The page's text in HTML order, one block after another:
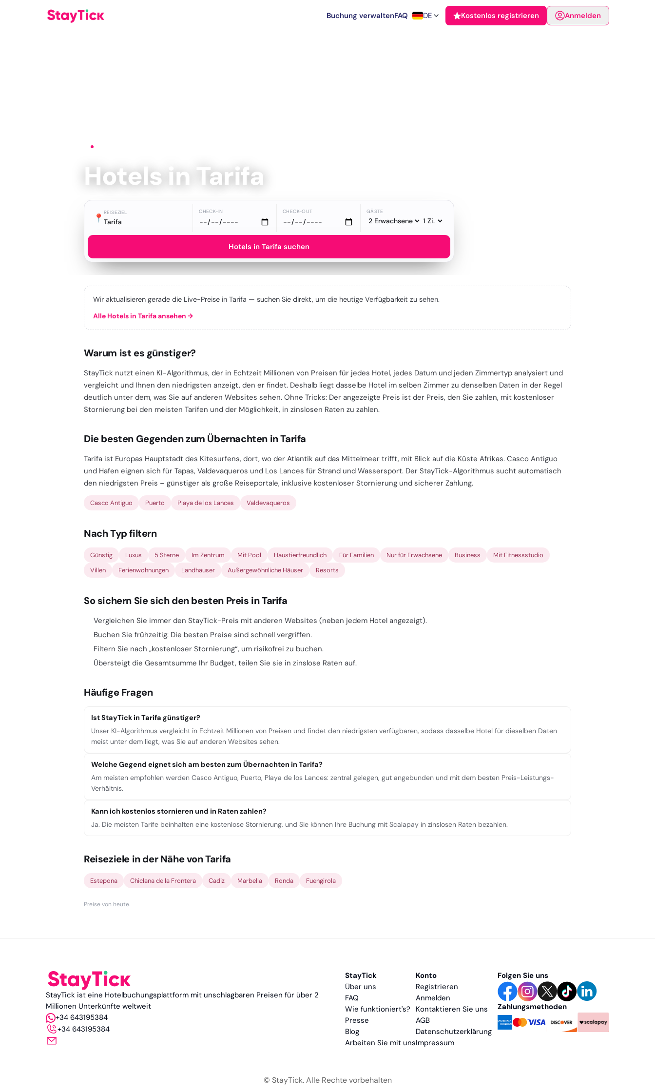
Buchung verwaltenFAQ DE Kostenlos registrieren Anmelden
Hotels in Tarifa
📍 REISEZIEL
Tarifa
CHECK-IN CHECK-OUT GÄSTE
Hotels in Tarifa suchen
Wir aktualisieren gerade die Live-Preise in Tarifa — suchen Sie direkt, um die heutige Verfügbarkeit zu sehen.
Alle Hotels in Tarifa ansehen →
Warum ist es günstiger?
StayTick nutzt einen KI-Algorithmus, der in Echtzeit Millionen von Preisen für jedes Hotel, jedes Datum und jeden Zimmertyp analysiert und
vergleicht und Ihnen den niedrigsten anzeigt, den er findet. Deshalb liegt dasselbe Hotel im selben Zimmer zu denselben Daten in der Regel
deutlich unter dem, was Sie auf anderen Websites sehen. Ohne Tricks: Der angezeigte Preis ist der Preis, den Sie zahlen, mit kostenloser
Stornierung bei den meisten Tarifen und der Möglichkeit, in zinslosen Raten zu zahlen.
Die besten Gegenden zum Übernachten in Tarifa
Tarifa ist Europas Hauptstadt des Kitesurfens, dort, wo der Atlantik auf das Mittelmeer trifft, mit Blick auf die Küste Afrikas. Casco Antiguo
und Hafen eignen sich für Tapas, Valdevaqueros und Los Lances für Strand und Wassersport. Der StayTick-Algorithmus sucht automatisch
den niedrigsten Preis – günstiger als große Reiseportale, inklusive kostenloser Stornierung und sicherer Zahlung.
Casco Antiguo Puerto Playa de los Lances Valdevaqueros
Nach Typ filtern
Günstig Luxus 5 Sterne Im Zentrum Mit Pool Haustierfreundlich Für Familien Nur für Erwachsene Business
Mit Fitnessstudio
Villen
Ferienwohnungen Landhäuser Außergewöhnliche Häuser Resorts
So sichern Sie sich den besten Preis in Tarifa
Vergleichen Sie immer den StayTick-Preis mit anderen Websites (neben jedem Hotel angezeigt).
Buchen Sie frühzeitig: Die besten Preise sind schnell vergriffen.
Filtern Sie nach „kostenloser Stornierung“, um risikofrei zu buchen.
Übersteigt die Gesamtsumme Ihr Budget, teilen Sie sie in zinslose Raten auf.
Häufige Fragen
Ist StayTick in Tarifa günstiger?
Unser KI-Algorithmus vergleicht in Echtzeit Millionen von Preisen und findet den niedrigsten verfügbaren, sodass dasselbe Hotel für dieselben Daten
meist unter dem liegt, was Sie auf anderen Websites sehen.
Welche Gegend eignet sich am besten zum Übernachten in Tarifa?
Am meisten empfohlen werden Casco Antiguo, Puerto, Playa de los Lances: zentral gelegen, gut angebunden und mit dem besten Preis-Leistungs-
Verhältnis.
Kann ich kostenlos stornieren und in Raten zahlen?
Ja. Die meisten Tarife beinhalten eine kostenlose Stornierung, und Sie können Ihre Buchung mit Scalapay in zinslosen Raten bezahlen.
Reiseziele in der Nähe von Tarifa
Estepona Chiclana de la Frontera Cadiz Marbella Ronda Fuengirola
Preise von heute.
StayTick ist eine Hotelbuchungsplattform mit unschlagbaren Preisen für über 2
Millionen Unterkünfte weltweit
+34 643195384
+34 643195384
StayTick
Über uns
FAQ
Wie funktioniert's?
Presse
Blog
Arbeiten Sie mit uns
Konto
Registrieren
Anmelden
Kontaktieren Sie uns
AGB
Datenschutzerklärung
Impressum
Folgen Sie uns
Zahlungsmethoden
© StayTick.Alle Rechte vorbehalten